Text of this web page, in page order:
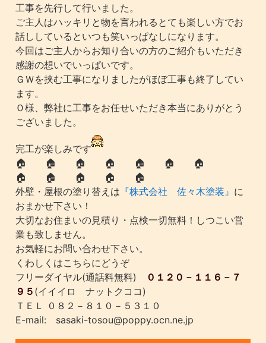
工事を先行して行いました。
ご主人はハッキリと物を言われるとても楽しい方でお
話ししているといつも笑いっぱなしになります。
今回はご主人からお知り合いの方のご紹介もいただき
感謝の想いでいっぱいです。
ＧＷを挟む工事になりましたがほぼ工事も終了してい
ます。
Ｏ様、弊社に工事をお任せいただき本当にありがとう
ございました。
完工が楽しみです
🏠 🏠 🏠 🏠 🏠 🏠 🏠
🏠 🏠 🏠 🏠 🏠
外壁・屋根の塗り替えは 『株式会社 佐々木塗装』 に
おまかせ下さい！
大切なお住まいの見積り・点検一切無料！しつこい営
業も致しません。
お気軽にお問い合わせ下さい。
くわしくはこちらにどうぞ
フリーダイヤル(通話料無料)
０１２０－１１６－７
９５ (イイイロ ナットクココ)
ＴＥＬ ０８２－８１０－５３１０
E-mail: sasaki-tosou@poppy.ocn.ne.jp